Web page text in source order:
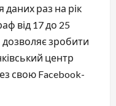
раз на рік
від 17 до 25
дозволяє зробити
центр
свою Facebook-